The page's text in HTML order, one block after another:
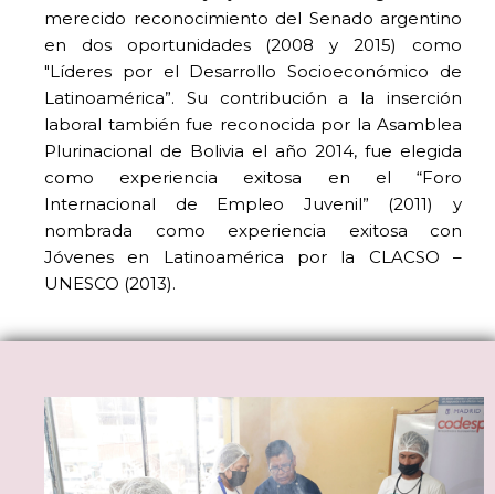
merecido reconocimiento del Senado argentino
en dos oportunidades (2008 y 2015) como
"Líderes por el Desarrollo Socioeconómico de
Latinoamérica”. Su contribución a la inserción
laboral también fue reconocida por la Asamblea
Plurinacional de Bolivia el año 2014, fue elegida
como experiencia exitosa en el “Foro
Internacional de Empleo Juvenil” (2011) y
nombrada como experiencia exitosa con
Jóvenes en Latinoamérica por la CLACSO –
UNESCO (2013).